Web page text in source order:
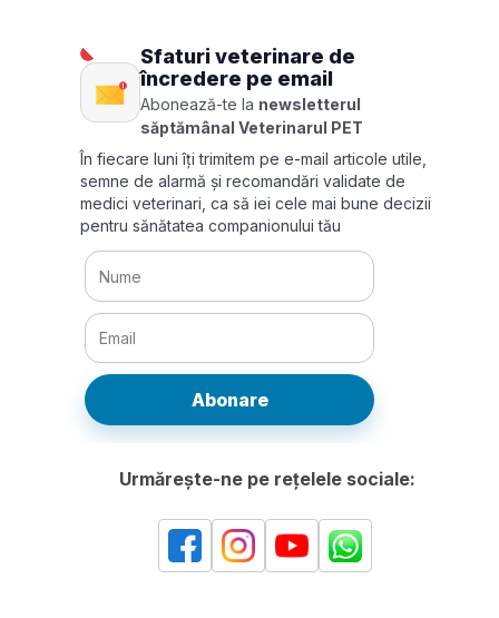
Sfaturi veterinare de
încredere pe email
Abonează-te la newsletterul
săptămânal Veterinarul PET
În fiecare luni îți trimitem pe e-mail articole utile,
semne de alarmă și recomandări validate de
medici veterinari, ca să iei cele mai bune decizii
pentru sănătatea companionului tău
Abonare
Urmărește-ne pe rețelele sociale: